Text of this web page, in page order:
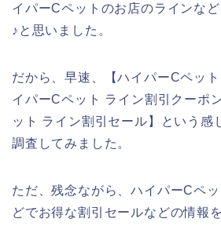
イパーCペットのお店のラインな
♪と思いました。
だから、早速、【ハイパーCペッ
イパーCペット ライン割引クーポ
ット ライン割引セール】という感
調査してみました。
ただ、残念ながら、ハイパーCペ
どでお得な割引セールなどの情報